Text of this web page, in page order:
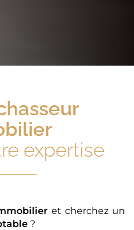
expertise
et cherchez un
?